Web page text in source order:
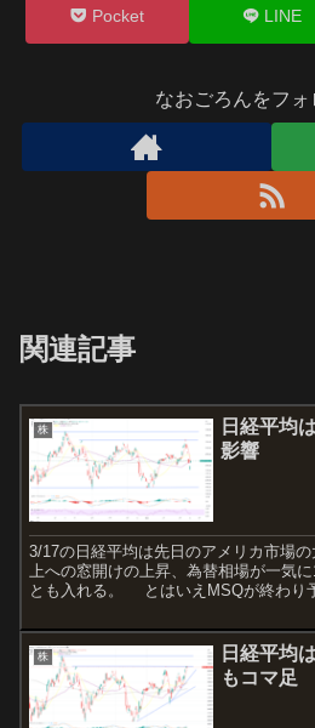
Pocket LINE
なおごろんをフォ
関連記事
株
日経平均
影響
3/17の日経平均は先日のアメリカ市場
上への窓開けの上昇、為替相場が一気
とも入れる。 とはいえMSQが終わり
株
日経平均
もコマ足